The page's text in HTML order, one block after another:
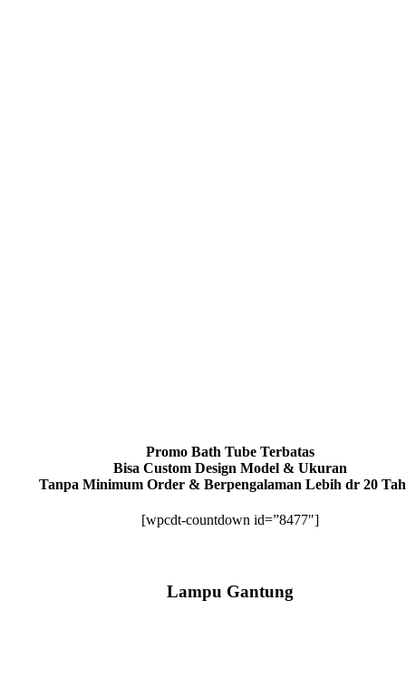
Promo Bath Tube Terbatas
Bisa Custom Design Model & Ukuran
Tanpa Minimum Order & Berpengalaman Lebih dr 20
[wpcdt-countdown id=”8477″]
Lampu Gantung